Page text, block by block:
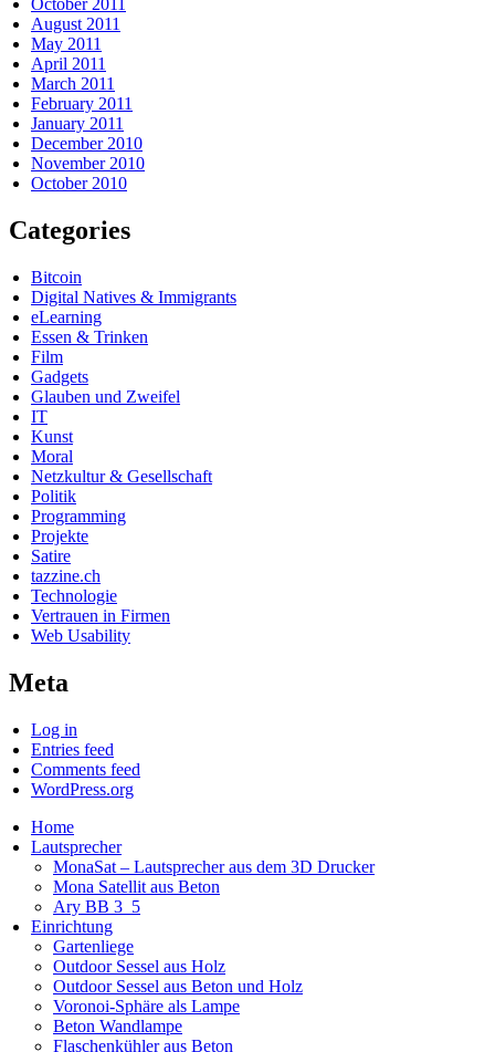
October 2011
August 2011
May 2011
April 2011
March 2011
February 2011
January 2011
December 2010
November 2010
October 2010
Categories
Bitcoin
Digital Natives & Immigrants
eLearning
Essen & Trinken
Film
Gadgets
Glauben und Zweifel
IT
Kunst
Moral
Netzkultur & Gesellschaft
Politik
Programming
Projekte
Satire
tazzine.ch
Technologie
Vertrauen in Firmen
Web Usability
Meta
Log in
Entries feed
Comments feed
WordPress.org
Home
Lautsprecher
MonaSat – Lautsprecher aus dem 3D Drucker
Mona Satellit aus Beton
Ary BB 3_5
Einrichtung
Gartenliege
Outdoor Sessel aus Holz
Outdoor Sessel aus Beton und Holz
Voronoi-Sphäre als Lampe
Beton Wandlampe
Flaschenkühler aus Beton